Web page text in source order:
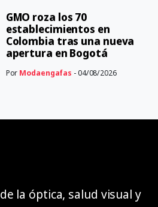
GMO roza los 70
establecimientos en
Colombia tras una nueva
apertura en Bogotá
Por Modaengafas - 04/08/2026
de la óptica, salud visual y